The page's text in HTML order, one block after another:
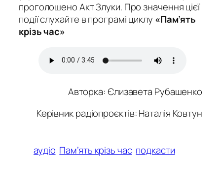
проголошено Акт Злуки. Про значення цієї
події слухайте в програмі циклу «Пам’ять
крізь час»
Авторка:Єлизавета Рубашенко
Керівник радіопроєктів: Наталія Ковтун
аудіо Пам’ять крізь час подкасти